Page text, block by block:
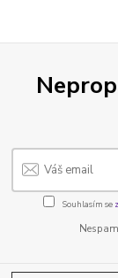
Souhlasím se